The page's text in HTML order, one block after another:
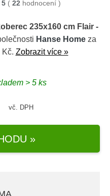
5 ( 22 hodnocení )
235x160 cm Flair -
Hanse Home za
Kč. Zobrazit více »
> 5 ks
vč. DPH
»